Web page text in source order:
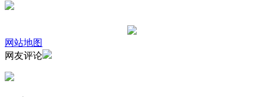
网站地图
网友评论